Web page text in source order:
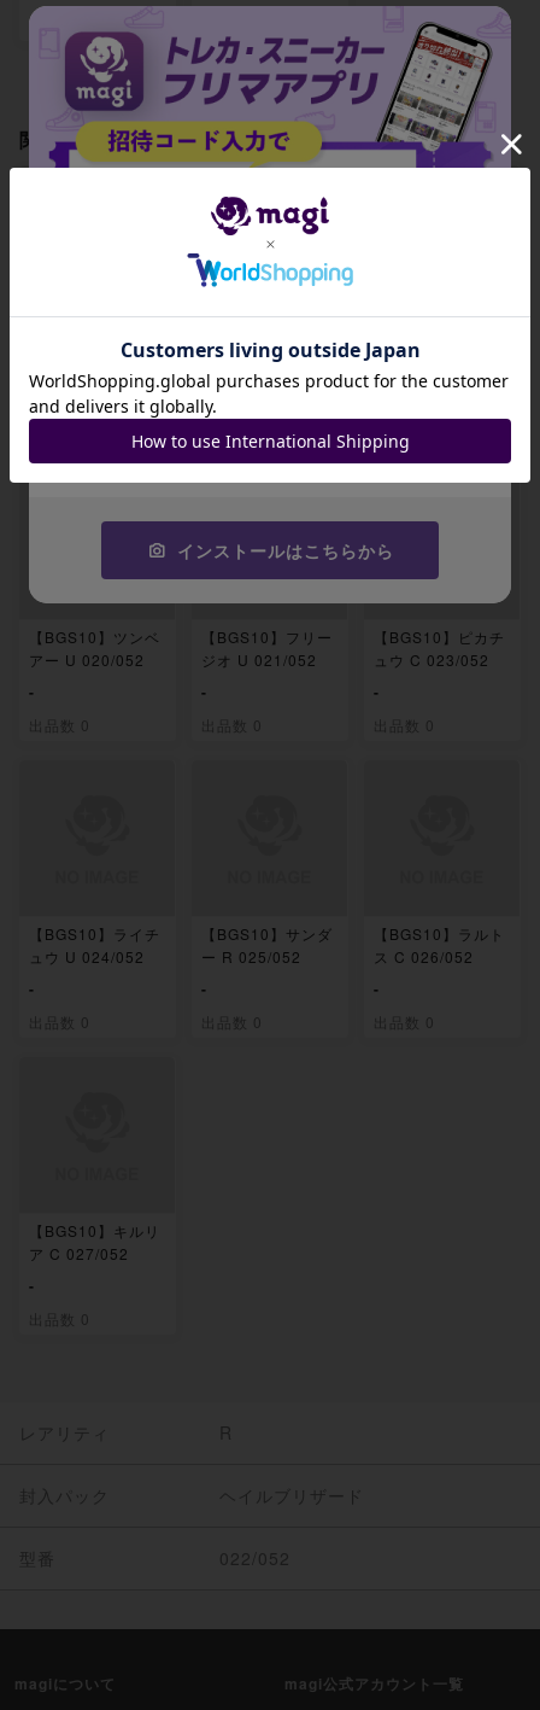
出品数 0
関連製品
【BGS10】バニリ
ッチ C 017/052
-
出品数 0
【BGS10】バイバ
ニラ R 018/052
-
ュン C 019/052
-
【BGS10】ツンベ
アー U 020/052
-
出品数 0
【BGS10】フリー
ジオ U 021/052
-
出品数 0
【BGS10】ピカチ
ュウ C 023/052
-
出品数 0
【BGS10】ライチ
ュウ U 024/052
-
出品数 0
【BGS10】サンダ
ー R 025/052
-
出品数 0
【BGS10】ラルト
ス C 026/052
-
出品数 0
【BGS10】キルリ
ア C 027/052
-
出品数 0
レアリティ R
封入パック ヘイルブリザード
型番 022/052
magiについて magi公式アカウント一覧
招待コード
JA9XS8
コピーする
インストールはこちらから